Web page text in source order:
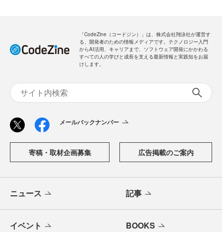
「CodeZine（コードジン）」は、株式会社翔泳社が運営す
る、開発者のための情報メディアです。テクノロジー入門
からAI活用、キャリアまで、ソフトウェア開発にかかわる
すべての人の学びと成長を支える最新情報と実践知をお届
けします。
メールバックナンバー
寄稿・取材企画募集 広告掲載のご案内
ニュース 記事
イベント BOOKS